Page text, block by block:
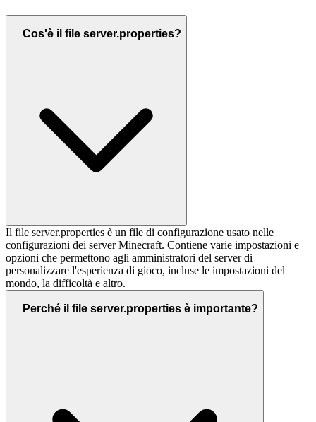
Cos'è il file server.properties?
Il file server.properties è un file di configurazione usato nelle
configurazioni dei server Minecraft. Contiene varie impostazioni e
opzioni che permettono agli amministratori del server di
personalizzare l'esperienza di gioco, incluse le impostazioni del
mondo, la difficoltà e altro.
Perché il file server.properties è importante?